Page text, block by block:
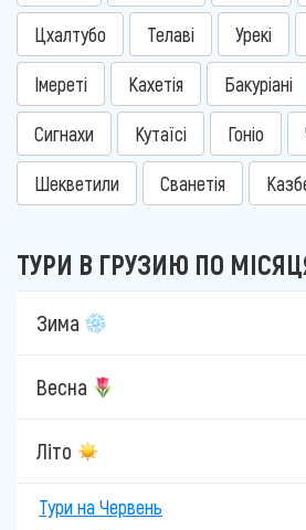
Цхалтубо Телаві Урекі
Імереті Кахетія Бакуріані
Сигнахи Кутаїсі Гоніо
Шекветили Сванетія
ТУРИ В ГРУЗИЮ ПО
Зима
Весна
Літо
Тури на Червень